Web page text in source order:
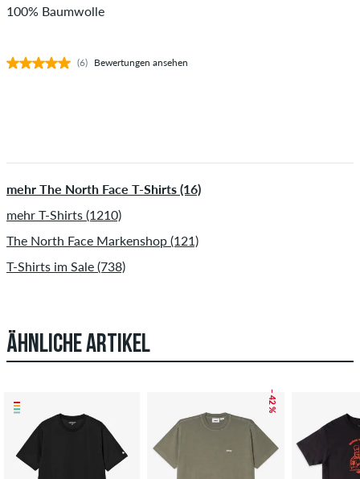
100% Baumwolle
(6) Bewertungen ansehen
mehr The North Face T-Shirts (16)
mehr T-Shirts (1210)
The North Face Markenshop (121)
T-Shirts im Sale (738)
ÄHNLICHE ARTIKEL
– 42 %